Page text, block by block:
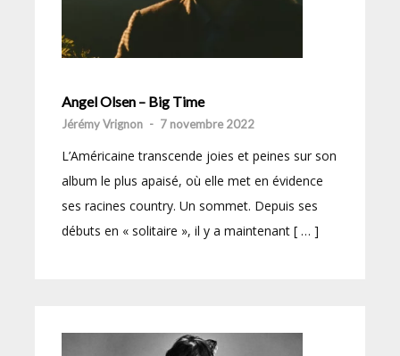
Angel Olsen – Big Time
Jérémy Vrignon - 7 novembre 2022
L’Américaine transcende joies et peines sur son
album le plus apaisé, où elle met en évidence
ses racines country. Un sommet. Depuis ses
débuts en « solitaire », il y a maintenant [ … ]